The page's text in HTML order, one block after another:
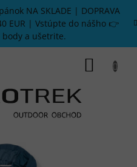
NA SKLADE | DOPRAVA
EUR | Vstúpte do nášho 👉
a ušetrite.